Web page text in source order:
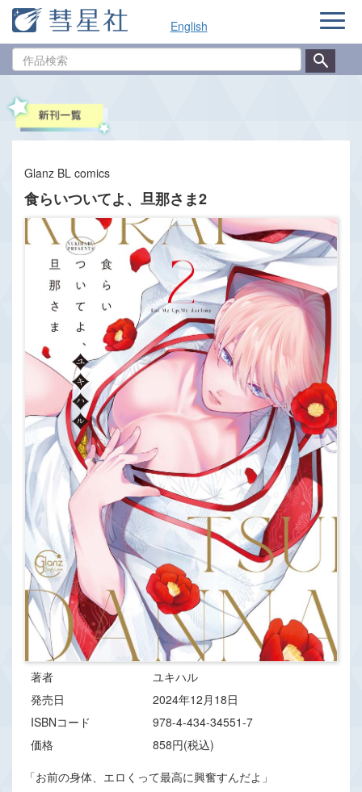
English
品
ナ
ゲ
Glanz BL comics
食らいついてよ、旦那さま2
著者
ユキハル
発売日
2024年12月18日
ISBNコード
978-4-434-34551-7
価格
858円(税込)
「お前の身体、エロくって最高に興奮すんだよ」